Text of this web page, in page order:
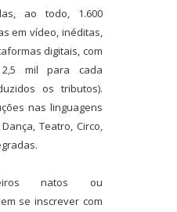
ao todo, 1.600
em vídeo, inéditas,
digitais, com
mil para cada
os tributos).
nas linguagens
Teatro, Circo,
natos ou
se inscrever com